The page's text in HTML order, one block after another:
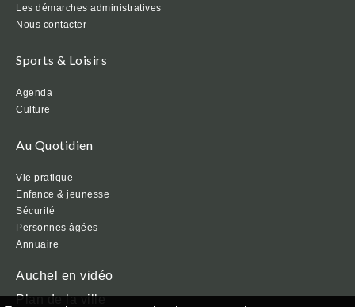
Les démarches administratives
Nous contacter
Sports & Loisirs
Agenda
Culture
Au Quotidien
Vie pratique
Enfance & jeunesse
Sécurité
Personnes âgées
Annuaire
Auchel en vidéo
Plan de la ville